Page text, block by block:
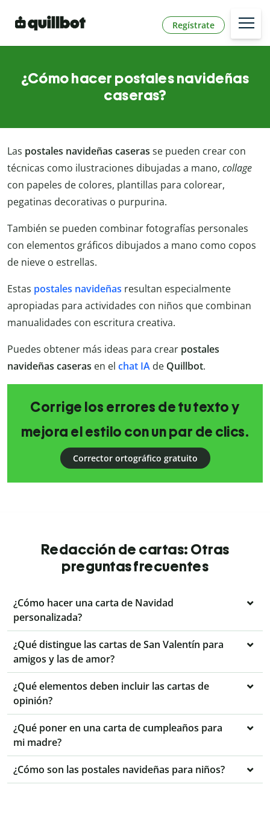
Regístrate
¿Cómo hacer postales navideñas
caseras?
Las postales navideñas caseras se pueden crear con
técnicas como ilustraciones dibujadas a mano, collage
con papeles de colores, plantillas para colorear,
pegatinas decorativas o purpurina.
También se pueden combinar fotografías personales
con elementos gráficos dibujados a mano como copos
de nieve o estrellas.
Estas postales navideñas resultan especialmente
apropiadas para actividades con niños que combinan
manualidades con escritura creativa.
Puedes obtener más ideas para crear postales
navideñas caseras en el chat IA de Quillbot.
Corrige los errores de tu texto y
mejora el estilo con un par de clics.
Corrector ortográfico gratuito
Redacción de cartas: Otras
preguntas frecuentes
¿Cómo hacer una carta de Navidad
personalizada?
¿Qué distingue las cartas de San Valentín para
amigos y las de amor?
¿Qué elementos deben incluir las cartas de
opinión?
¿Qué poner en una carta de cumpleaños para
mi madre?
¿Cómo son las postales navideñas para niños?